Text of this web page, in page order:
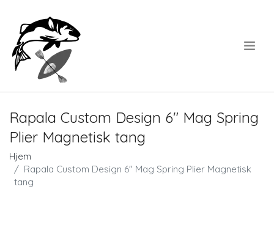
Rapala Custom Design 6" Mag Spring
Plier Magnetisk tang
Hjem
Rapala Custom Design 6" Mag Spring Plier Magnetisk
tang